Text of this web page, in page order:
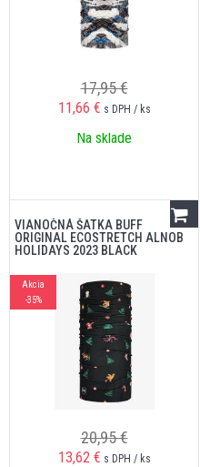
17,95 €
11,66 € s DPH / ks
Na sklade
VIANOČNÁ ŠATKA BUFF
ORIGINAL ECOSTRETCH ALNOB
HOLIDAYS 2023 BLACK
Akcia
-35%
20,95 €
13,62 € s DPH / ks